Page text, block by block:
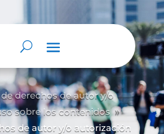
derechos de autor y/o
sobre los contenidos 9
de autor y/o autorización